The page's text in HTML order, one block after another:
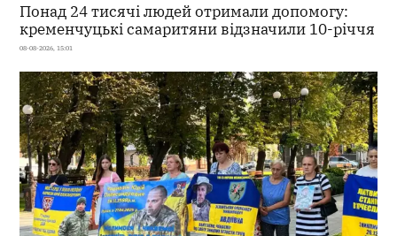
Понад 24 тисячі людей отримали допомогу:
кременчуцькі самаритяни відзначили 10-річчя
08-08-2026, 15:01